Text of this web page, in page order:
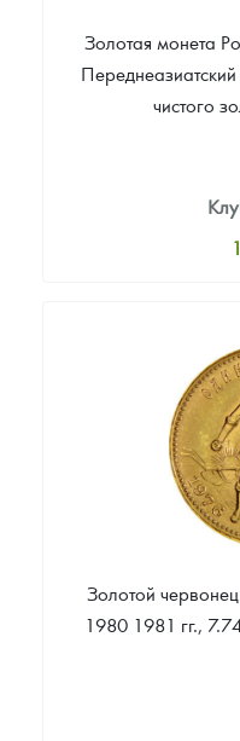
Золотая монета
чистого
Золотой
1980 1981 гг.,